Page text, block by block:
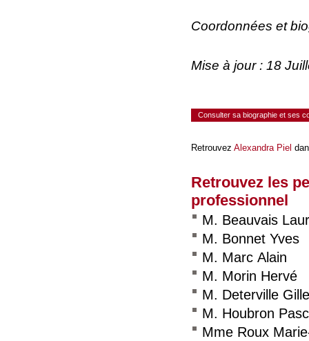
Coordonnées et
Mise à jour : 18
Consulter sa biographie et ses
Retrouvez Alexandra Piel
Retrouvez les
professionnel
M. Beauvais
M. Bonnet Yves
M. Marc Alain
M. Morin Hervé
M. Deterville
M. Houbron
Mme Roux